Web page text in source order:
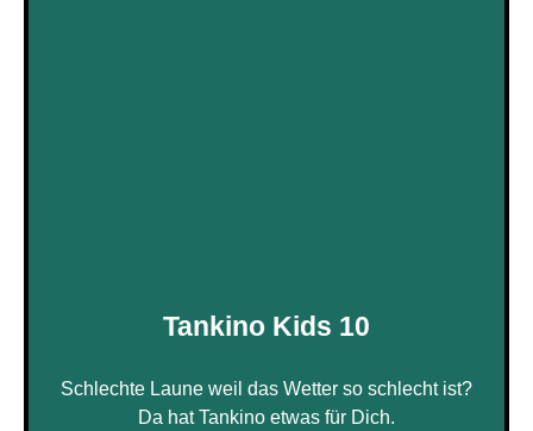
Tankino Kids 10
Schlechte Laune weil das Wetter so schlecht ist?
Da hat Tankino etwas für Dich.